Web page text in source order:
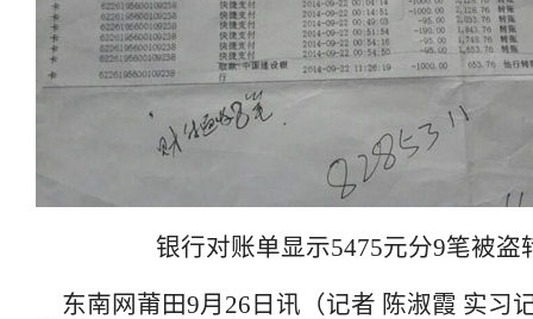
银行对账单显示5475元分9笔被盗
东南网莆田9月26日讯（记者 陈淑霞 实习